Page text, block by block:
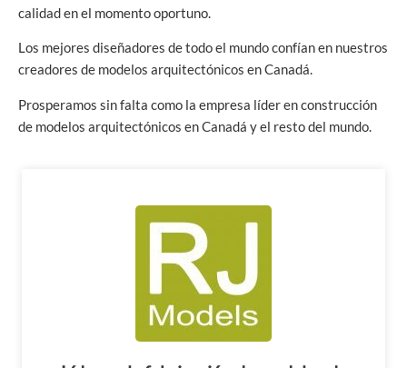
calidad en el momento oportuno.
Los mejores diseñadores de todo el mundo confían en nuestros
creadores de modelos arquitectónicos en Canadá.
Prosperamos sin falta como la empresa líder en construcción
de modelos arquitectónicos en Canadá y el resto del mundo.